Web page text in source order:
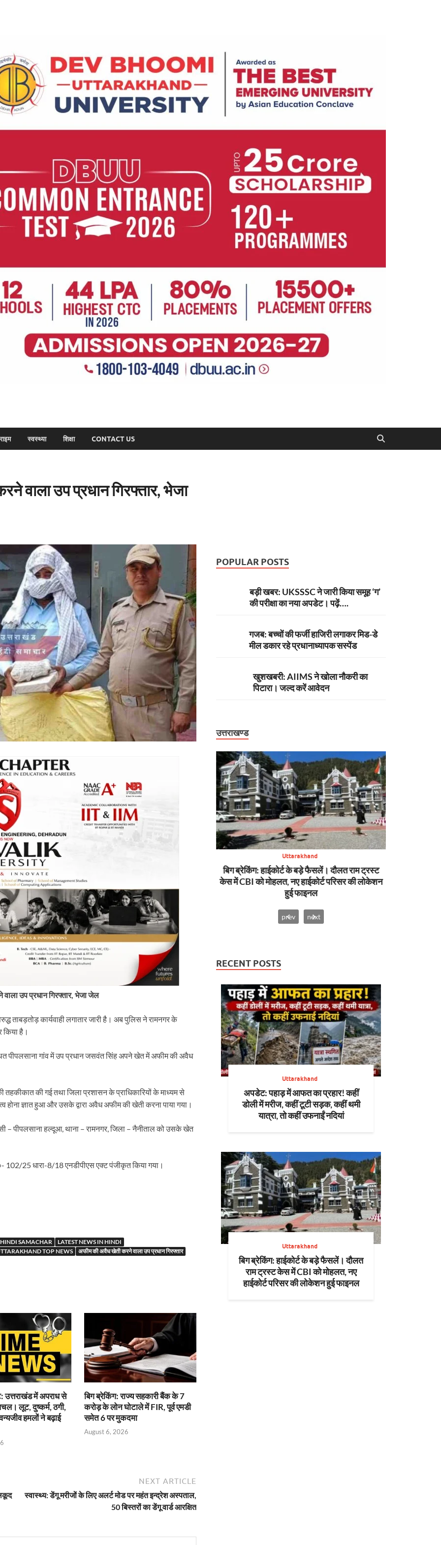
स्वस्थ्या शिक्षा CONTACT US
वाला उप प्रधान गिरफ्तार, भेजा
उप प्रधान गिरफ्तार, भेजा जेल
ताबड़तोड़ कार्यवाही लगातार जारी है। अब पुलिस ने रामनगर के
किया है।
पीपलसाना गांव में उप प्रधान जसवंत सिंह अपने खेत में अफीम की अवैध
तहकीकात की गई तथा जिला प्रशासन के प्राधिकारियों के माध्यम से
होना ज्ञात हुआ और उसके द्वारा अवैध अफीम की खेती करना पाया गया।
– पीपलसाना हल्दूआ, थाना – रामनगर, जिला – नैनीताल को उसके खेत
102/25 धारा-8/18 एनडीपीएस एक्ट पंजीकृत किया गया।
HINDI SAMACHAR
LATEST NEWS IN HINDI
TOP NEWS
अफीम की अवैध खेती करने वाला उप प्रधान गिरफ्तार
में अपराध से
लूट, दुष्कर्म, ठगी,
हमलों ने बढ़ाई
बिग ब्रेकिंग: राज्य सहकारी बैंक के 7
करोड़ के लोन घोटाले में FIR, पूर्व एमडी
समेत 6 पर मुकदमा
August 6, 2026
NEXT ARTICLE
स्वास्थ्य: डेंगू मरीजों के लिए अलर्ट मोड पर महंत इन्द्रेश अस्पताल,
50 बिस्तरों का डेंगू वार्ड आरक्षित
POPULAR POSTS
बड़ी खबर: UKSSSC ने जारी किया समूह ‘ग’
की परीक्षा का नया अपडेट। पढ़ें….
गजब: बच्चों की फर्जी हाजिरी लगाकर मिड-डे
मील डकार रहे प्रधानाध्यापक सस्पेंड
खुशखबरी: AIIMS ने खोला नौकरी का
पिटारा। जल्द करें आवेदन
उत्तराखण्ड
पर हाईकोर्ट
की जमानत
कहीं टूटी सड़क, कहीं थमी यात्रा, तो कहीं उफनाईं नदियां
Uttarakhand
बिग ब्रेकिंग: हाईकोर्ट के बड़े फैसलें। दौलत राम ट्रस्ट
केस में CBI को मोहलत, नए हाईकोर्ट परिसर की लोकेशन
हुई फाइनल
prev next
RECENT POSTS
Uttarakhand
अपडेट: पहाड़ में आफत का प्रहार! कहीं
डोली में मरीज, कहीं टूटी सड़क, कहीं थमी
यात्रा, तो कहीं उफनाईं नदियां
Uttarakhand
बिग ब्रेकिंग: हाईकोर्ट के बड़े फैसलें। दौलत
राम ट्रस्ट केस में CBI को मोहलत, नए
हाईकोर्ट परिसर की लोकेशन हुई फाइनल